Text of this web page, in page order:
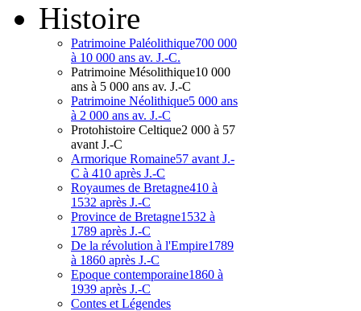
Histoire
Patrimoine Paléolithique700 000
à 10 000 ans av. J.-C.
Patrimoine Mésolithique10 000
ans à 5 000 ans av. J.-C
Patrimoine Néolithique5 000 ans
à 2 000 ans av. J.-C
Protohistoire Celtique2 000 à 57
avant J.-C
Armorique Romaine57 avant J.-
C à 410 après J.-C
Royaumes de Bretagne410 à
1532 après J.-C
Province de Bretagne1532 à
1789 après J.-C
De la révolution à l'Empire1789
à 1860 après J.-C
Epoque contemporaine1860 à
1939 après J.-C
Contes et Légendes